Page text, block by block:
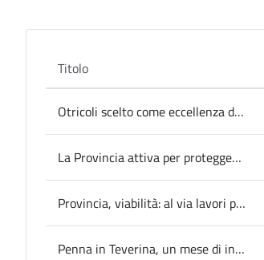
Titolo
Otricoli scelto come eccellenza dall’Organizzazione Mondiale del Turismo delle Nazioni Unite ad AlUla (Arabia S.)
La Provincia attiva per proteggere e valorizzare Villalago
Provincia, viabilità: al via lavori per la sicurezza stradale ad Amelia e Narni
Penna in Teverina, un mese di iniziative dedicate alle donne